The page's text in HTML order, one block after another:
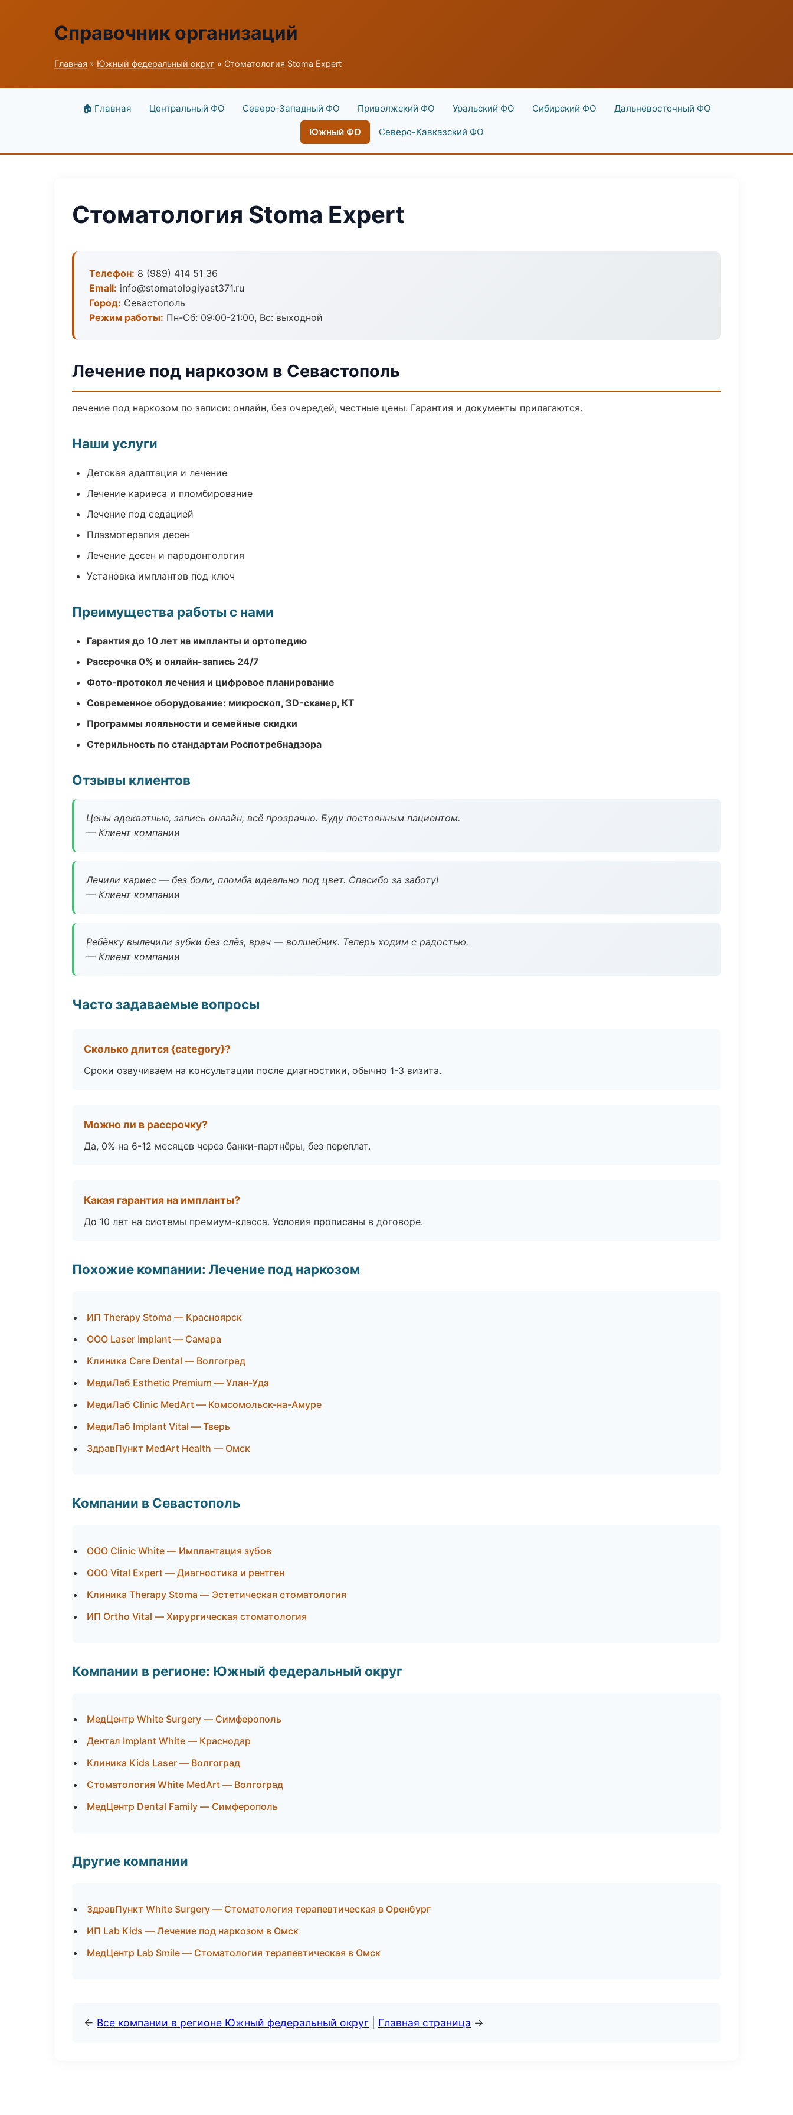
Справочник организаций
Главная » Южный федеральный округ » Стоматология Stoma Expert
🏠 Главная Центральный ФО Северо-Западный ФО Приволжский ФО Уральский ФО Сибирский ФО Дальневосточный ФО
Южный ФО Северо-Кавказский ФО
Стоматология Stoma Expert
Телефон: 8 (989) 414 51 36
Email: info@stomatologiyast371.ru
Город: Севастополь
Режим работы: Пн-Сб: 09:00-21:00, Вс: выходной
Лечение под наркозом в Севастополь
лечение под наркозом по записи: онлайн, без очередей, честные цены. Гарантия и документы прилагаются.
Наши услуги
Детская адаптация и лечение
Лечение кариеса и пломбирование
Лечение под седацией
Плазмотерапия десен
Лечение десен и пародонтология
Установка имплантов под ключ
Преимущества работы с нами
Гарантия до 10 лет на импланты и ортопедию
Рассрочка 0% и онлайн-запись 24/7
Фото-протокол лечения и цифровое планирование
Современное оборудование: микроскоп, 3D-сканер, КТ
Программы лояльности и семейные скидки
Стерильность по стандартам Роспотребнадзора
Отзывы клиентов
Цены адекватные, запись онлайн, всё прозрачно. Буду постоянным пациентом.
— Клиент компании
Лечили кариес — без боли, пломба идеально под цвет. Спасибо за заботу!
— Клиент компании
Ребёнку вылечили зубки без слёз, врач — волшебник. Теперь ходим с радостью.
— Клиент компании
Часто задаваемые вопросы
Сколько длится {category}?
Сроки озвучиваем на консультации после диагностики, обычно 1-3 визита.
Можно ли в рассрочку?
Да, 0% на 6-12 месяцев через банки-партнёры, без переплат.
Какая гарантия на импланты?
До 10 лет на системы премиум-класса. Условия прописаны в договоре.
Похожие компании: Лечение под наркозом
ИП Therapy Stoma — Красноярск
ООО Laser Implant — Самара
Клиника Care Dental — Волгоград
МедиЛаб Esthetic Premium — Улан-Удэ
МедиЛаб Clinic MedArt — Комсомольск-на-Амуре
МедиЛаб Implant Vital — Тверь
ЗдравПункт MedArt Health — Омск
Компании в Севастополь
ООО Clinic White — Имплантация зубов
ООО Vital Expert — Диагностика и рентген
Клиника Therapy Stoma — Эстетическая стоматология
ИП Ortho Vital — Хирургическая стоматология
Компании в регионе: Южный федеральный округ
МедЦентр White Surgery — Симферополь
Дентал Implant White — Краснодар
Клиника Kids Laser — Волгоград
Стоматология White MedArt — Волгоград
МедЦентр Dental Family — Симферополь
Другие компании
ЗдравПункт White Surgery — Стоматология терапевтическая в Оренбург
ИП Lab Kids — Лечение под наркозом в Омск
МедЦентр Lab Smile — Стоматология терапевтическая в Омск
← Все компании в регионе Южный федеральный округ Главная страница →